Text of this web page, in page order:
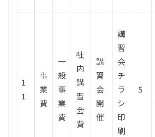
1
1
事
業
費
一
般
事
業
費
社
内
講
習
会
費
講
習
会
開
催
講
習
会
チ
ラ
シ
印
刷
5